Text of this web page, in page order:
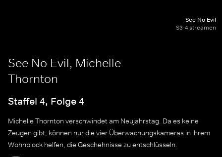
See No Evil
S3-4 streamen
See No Evil, Michelle
Thornton
Staffel 4, Folge 4
Michelle Thornton verschwindet am Neujahrstag. Da es keine
Zeugen gibt, können nur die vier Überwachungskameras in ihrem
Wohnblock helfen, die Geschehnisse zu entschlüsseln.